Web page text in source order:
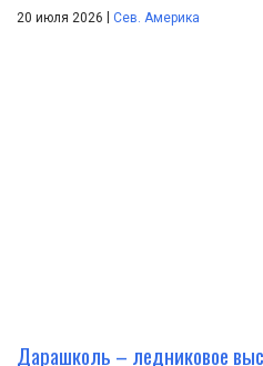
20 июля 2026 | Сев. Америка
Дарашколь – ледниковое